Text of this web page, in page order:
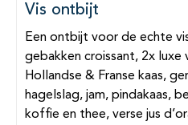
Vis ontbijt
Een ontbijt voor de echte
gebakken croissant, 2x luxe
Hollandse & Franse kaas,
hagelslag, jam, pindakaas,
koffie en thee, verse jus